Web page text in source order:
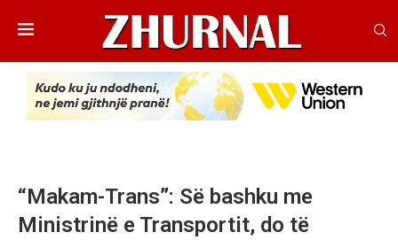
“Makam-Trans”: Së bashku me
Ministrinë e Transportit, do të